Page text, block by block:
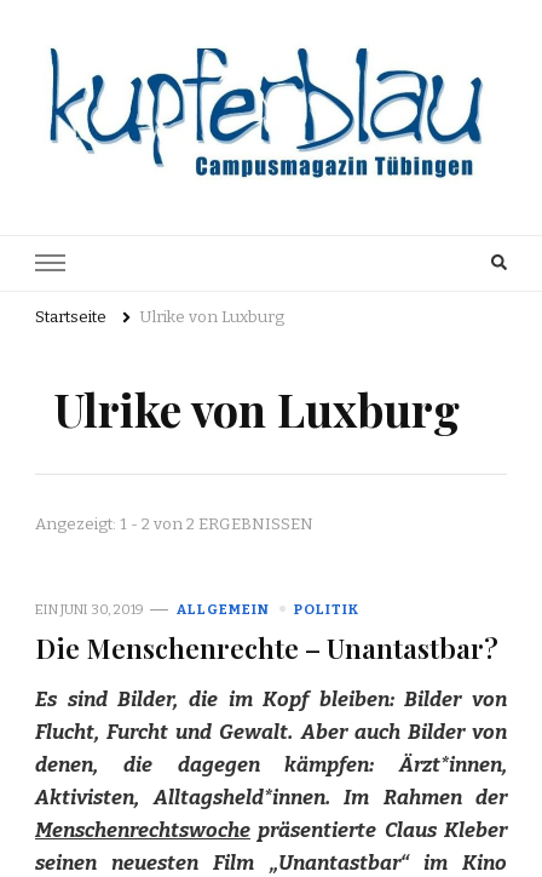
Archiv
Startseite Ulrike von Luxburg
Ulrike von Luxburg
Angezeigt: 1 - 2 von 2 ERGEBNISSEN
EINJUNI 30, 2019 ALLGEMEIN POLITIK
Die Menschenrechte – Unantastbar?
Es sind Bilder, die im Kopf bleiben: Bilder von
Flucht, Furcht und Gewalt. Aber auch Bilder von
denen, die dagegen kämpfen: Ärzt*innen,
Aktivisten, Alltagsheld*innen. Im Rahmen der
Menschenrechtswoche präsentierte Claus Kleber
seinen neuesten Film „Unantastbar“ im Kino